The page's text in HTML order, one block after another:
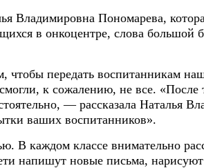
Владимировна Пономарева,
в онкоцентре, слова большой
передать воспитанникам
к сожалению, не все.
— рассказала Наталья
ваших воспитанников».
В каждом классе внимательно
напишут новые письма,